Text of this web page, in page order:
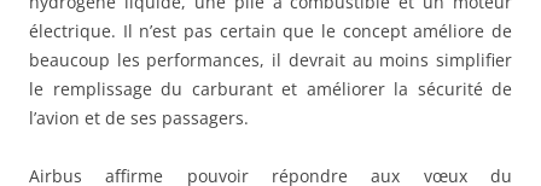
électrique. Il n’est pas certain que le concept améliore de
beaucoup les performances, il devrait au moins simplifier
le remplissage du carburant et améliorer la sécurité de
l’avion et de ses passagers.
Airbus affirme pouvoir répondre aux vœux du